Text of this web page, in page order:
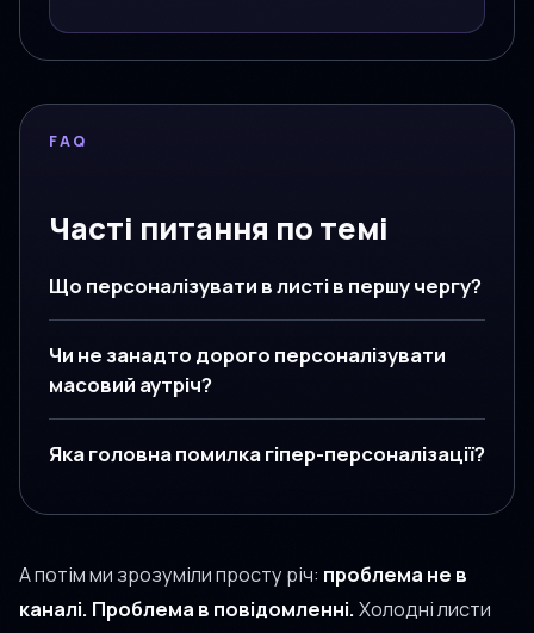
FAQ
Часті питання по темі
Що персоналізувати в листі в першу чергу?
Чи не занадто дорого персоналізувати
масовий аутріч?
Яка головна помилка гіпер-персоналізації?
А потім ми зрозуміли просту річ: проблема не в
каналі. Проблема в повідомленні. Холодні листи